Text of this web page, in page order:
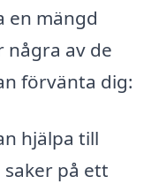
en mängd
några av de
förvänta dig:
hjälpa till
på ett